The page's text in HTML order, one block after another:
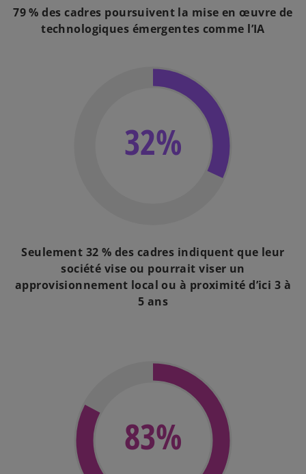
79 % des cadres poursuivent la mise en œuvre de
technologiques émergentes comme l’IA
32%
Seulement 32 % des cadres indiquent que leur
société vise ou pourrait viser un
approvisionnement local ou à proximité d’ici 3 à
5 ans
83%